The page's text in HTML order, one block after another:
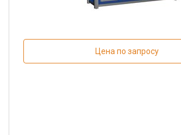
Цена по запросу